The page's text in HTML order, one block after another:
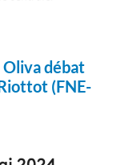
Oliva débat
(FNE-